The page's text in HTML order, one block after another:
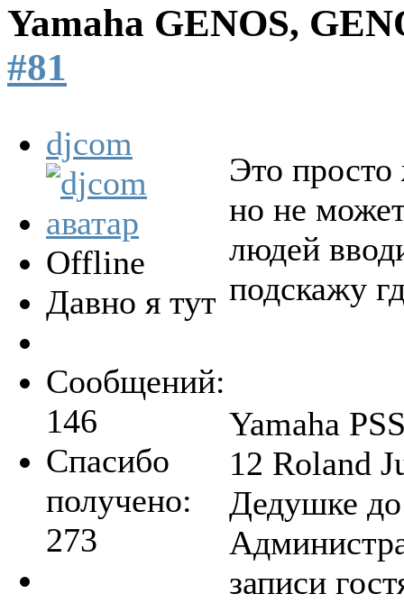
Yamaha GENOS,
#81
djcom
Offline
Давно я тут
Сообщений:
146
Спасибо
получено:
273
Это
но не
людей
подскажу
Yamaha
12 Roland
Дедушке
записи